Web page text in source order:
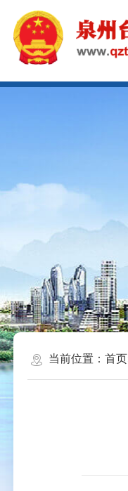
当前位置：首页